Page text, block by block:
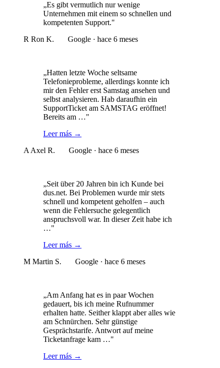
„Es gibt vermutlich nur wenige
Unternehmen mit einem so schnellen und
kompetenten Support."
R Ron K. Google · hace 6 meses
„Hatten letzte Woche seltsame
Telefonieprobleme, allerdings konnte ich
mir den Fehler erst Samstag ansehen und
selbst analysieren. Hab daraufhin ein
SupportTicket am SAMSTAG eröffnet!
Bereits am …"
Leer más →
A Axel R. Google · hace 6 meses
„Seit über 20 Jahren bin ich Kunde bei
dus.net. Bei Problemen wurde mir stets
schnell und kompetent geholfen – auch
wenn die Fehlersuche gelegentlich
anspruchsvoll war. In dieser Zeit habe ich
…"
Leer más →
M Martin S. Google · hace 6 meses
„Am Anfang hat es in paar Wochen
gedauert, bis ich meine Rufnummer
erhalten hatte. Seither klappt aber alles wie
am Schnürchen. Sehr günstige
Gesprächstarife. Antwort auf meine
Ticketanfrage kam …"
Leer más →